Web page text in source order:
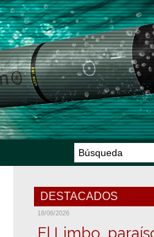
DESTACADOS
18/06/2026
El Limbo,